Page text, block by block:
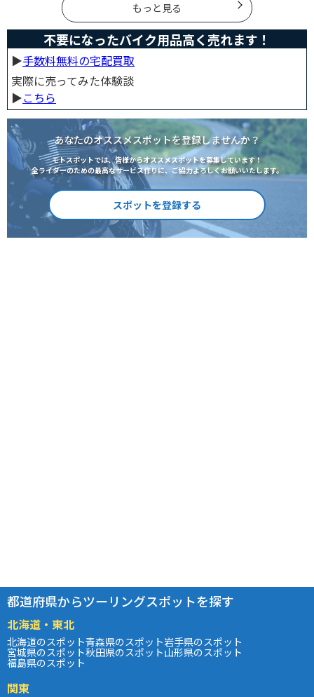
もっと見る
不要になったバイク用品高く売れます！
▶︎手数料無料の宅配買取
実際に売ってみた体験談
▶︎こちら
あなたのオススメスポットを登録しませんか？
モトスポットでは、皆様からオススメスポットを募集しています！
全ライダーのための最高なサービス作りに、ご協力よろしくお願いいたします。
スポットを登録する
都道府県からツーリングスポットを探す
北海道・東北
北海道のスポット青森県のスポット岩手県のスポット
宮城県のスポット秋田県のスポット山形県のスポット
福島県のスポット
関東